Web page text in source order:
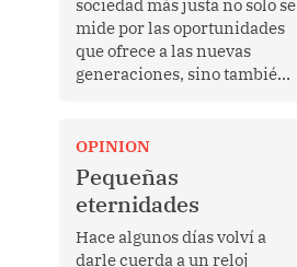
sociedad más justa no solo se
mide por las oportunidades
que ofrece a las nuevas
generaciones, sino también
de una vida de esfuerzo y
trabajo, afrontan la vejez en
condiciones de
vulnerabilidad. El anuncio
formulado por la presidenta
de la república, Keiko
OPINION
Pequeñas
eternidades
Hace algunos días volví a
darle cuerda a un reloj